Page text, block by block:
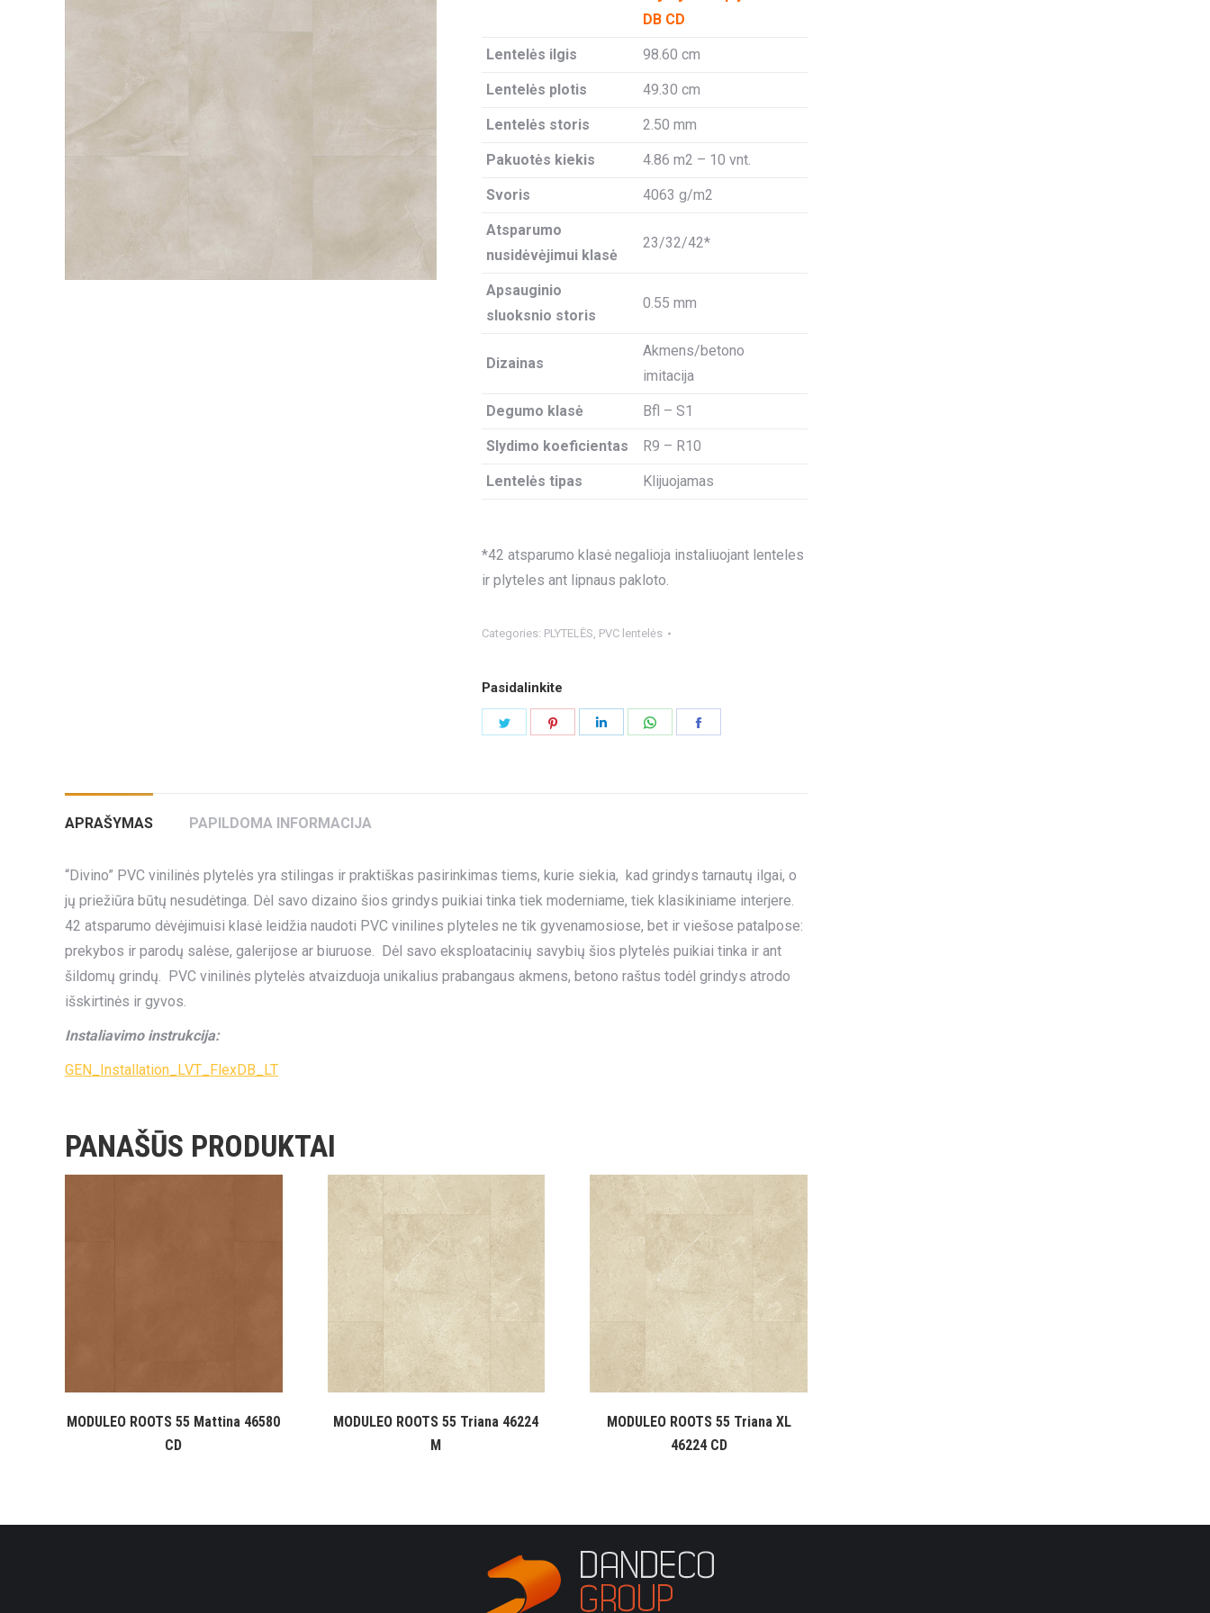
DB CD
Lentelės ilgis 98.60 cm
Lentelės plotis 49.30 cm
Lentelės storis 2.50 mm
Pakuotės kiekis 4.86 m2 – 10 vnt.
Svoris 4063 g/m2
Atsparumo
nusidėvėjimui klasė
23/32/42*
Apsauginio
sluoksnio storis
0.55 mm
Dizainas
Akmens/betono
imitacija
Degumo klasė Bfl – S1
Slydimo koeficientas R9 – R10
Lentelės tipas Klijuojamas
*42 atsparumo klasė negalioja instaliuojant lenteles
ir plyteles ant lipnaus pakloto.
Categories: PLYTELĖS, PVC lentelės
Pasidalinkite
Share
Share
APRAŠYMAS PAPILDOMA INFORMACIJA
“Divino” PVC vinilinės plytelės yra stilingas ir praktiškas pasirinkimas tiems, kurie siekia, kad grindys tarnautų ilgai, o
jų priežiūra būtų nesudėtinga. Dėl savo dizaino šios grindys puikiai tinka tiek moderniame, tiek klasikiniame interjere.
42 atsparumo dėvėjimuisi klasė leidžia naudoti PVC vinilines plyteles ne tik gyvenamosiose, bet ir viešose patalpose:
prekybos ir parodų salėse, galerijose ar biuruose. Dėl savo eksploatacinių savybių šios plytelės puikiai tinka ir ant
šildomų grindų. PVC vinilinės plytelės atvaizduoja unikalius prabangaus akmens, betono raštus todėl grindys atrodo
išskirtinės ir gyvos.
Instaliavimo instrukcija:
GEN_Installation_LVT_FlexDB_LT
PANAŠŪS PRODUKTAI
MODULEO ROOTS 55 Mattina 46580
CD
MODULEO ROOTS 55 Triana 46224
M
MODULEO ROOTS 55 Triana XL
46224 CD